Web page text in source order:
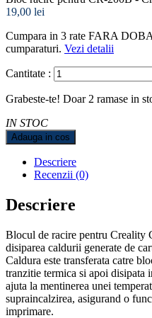
19,00 lei
Cumpara in 3 rate FARA
cumparaturi. Vezi detalii
Cantitate :
Grabeste-te! Doar 2 ramase in
IN STOC
Adauga in cos
Descriere
Recenzii (0)
Descriere
Blocul de racire pentru Creality
disiparea caldurii generate de
Caldura este transferata catre
tranzitie termica si apoi disipata
ajuta la mentinerea unei
supraincalzirea, asigurand o
imprimare.